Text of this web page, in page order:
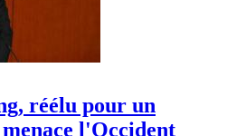
réélu pour un
l'Occident